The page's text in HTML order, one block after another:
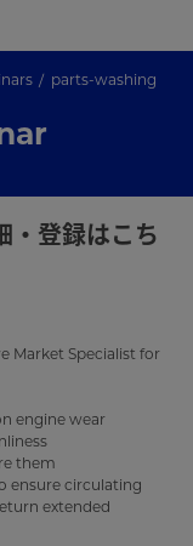
parts-washing
・登録はこち
Market Specialist for
engine wear
them
ensure circulating
extended